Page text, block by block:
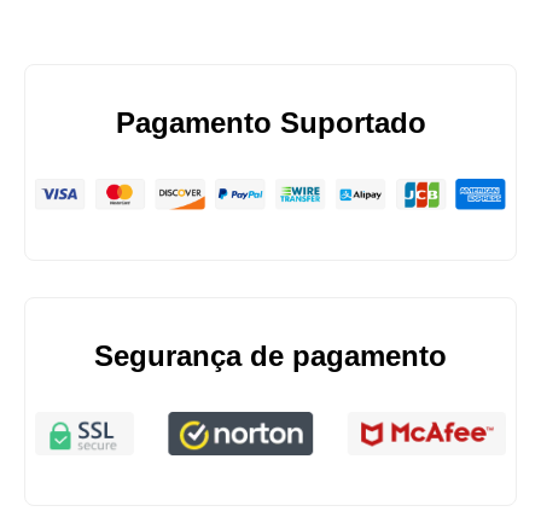
Pagamento Suportado
Segurança de pagamento